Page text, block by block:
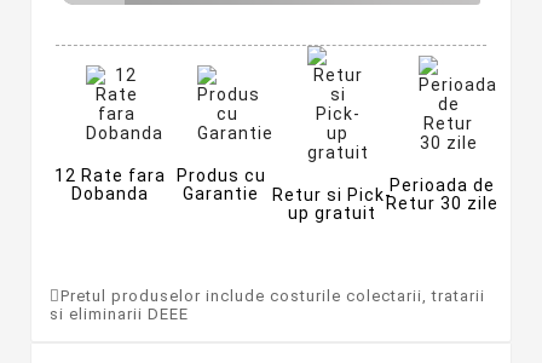
12 Rate fara
Dobanda
Produs cu
Garantie
Retur si Pick-
up gratuit
Perioada de
Retur 30 zile
Pretul produselor include costurile colectarii, tratarii
si eliminarii DEEE